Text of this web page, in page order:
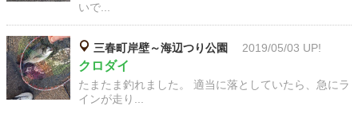
いで...
三春町岸壁～海辺つり公園 2019/05/03 UP!
クロダイ
たまたま釣れました。 適当に落としていたら、急にラ
インが走り...